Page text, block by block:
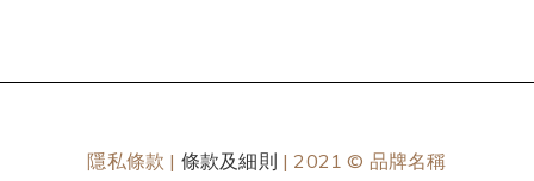
隱私條款 | 條款及細則 | 2021 © 品牌名稱